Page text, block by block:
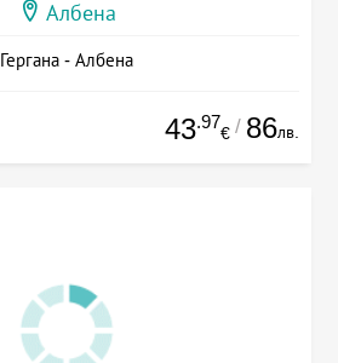
Албена
Гергана - Албена
43.97
€ / 86лв.